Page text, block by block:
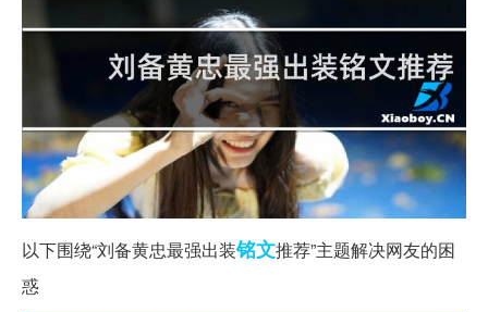
以下围绕“刘备黄忠最强出装铭文推荐”主题解决网友的困
惑